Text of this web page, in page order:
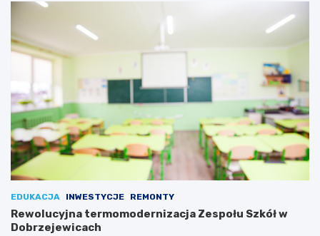
EDUKACJA INWESTYCJE REMONTY
Rewolucyjna termomodernizacja Zespołu Szkół w
Dobrzejewicach